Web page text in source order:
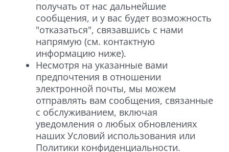
получать от нас дальнейшие
сообщения, и у вас будет возможность
"отказаться", связавшись с нами
напрямую (см. контактную
информацию ниже).
Несмотря на указанные вами
предпочтения в отношении
электронной почты, мы можем
отправлять вам сообщения, связанные
с обслуживанием, включая
уведомления о любых обновлениях
наших Условий использования или
Политики конфиденциальности.